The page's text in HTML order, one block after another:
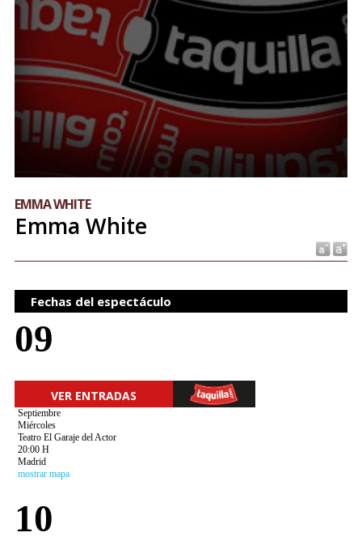
EMMA WHITE
Emma White
Fechas del espectáculo
09
VER ENTRADAS
Septiembre
Miércoles
Teatro El Garaje del Actor
20:00 H
Madrid
mostrar mapa
10